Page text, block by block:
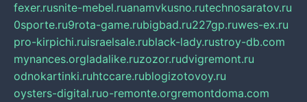
fexer.rusnite-mebel.ruanamvkusno.rutechnosaratov.ru
0sporte.ru9rota-game.rubigbad.ru227gp.ruwes-ex.ru
pro-kirpichi.ruisraelsale.rublack-lady.rustroy-db.com
mynances.orgladalike.ruzozor.rudvigremont.ru
odnokartinki.ruhtccare.rublogizotovoy.ru
oysters-digital.ruo-remonte.orgremontdoma.com